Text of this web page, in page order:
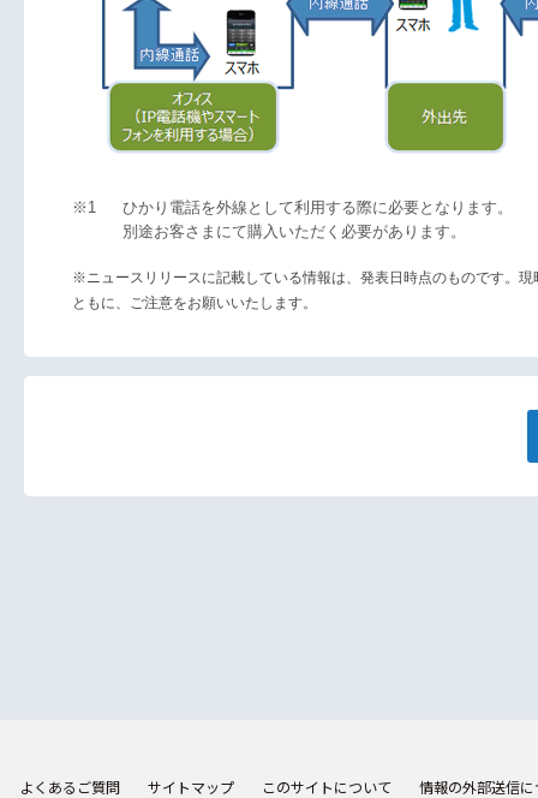
※1
ひかり電話を外線として利用する際に必要となります。
別途お客さまにて購入いただく必要があります。
※ニュースリリースに記載している情報は、発表日時点のものです。
ともに、ご注意をお願いいたします。
よくあるご質問 サイトマップ このサイトについて
情報の外部送信